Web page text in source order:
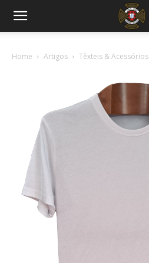
Home Artigos Têxteis & Acessórios